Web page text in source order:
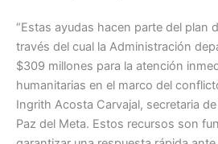
“Estas ayudas hacen parte del plan
través del cual la Administración
$309 millones para la atención
humanitarias en el marco del
Ingrith Acosta Carvajal, secretaria
Paz del Meta. Estos recursos son